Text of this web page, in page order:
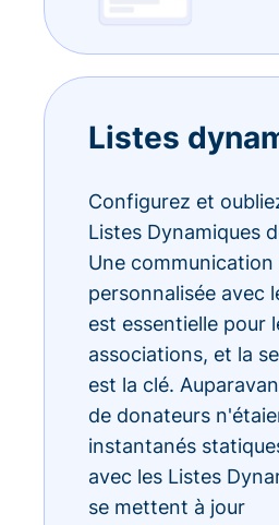
Listes
Configurez et
Listes Dynamiques
Une
personnalisée avec
est essentielle pour
associations, et la
est la clé.
de donateurs
instantanés
avec les Listes
se mettent à jour